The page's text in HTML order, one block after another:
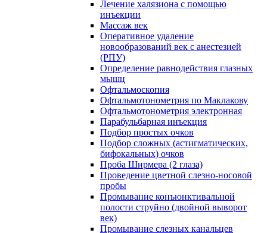
Лечение халязиона с помощью
инъекции
Массаж век
Оперативное удаление
новообразований век с анестезией
(РПУ)
Определение равнодействия глазных
мышц
Офтальмоскопия
Офтальмотонометрия по Маклакову
Офтальмотонометрия электронная
Парабульбарная инъекция
Подбор простых очков
Подбор сложных (астигматических,
бифокальных) очков
Проба Ширмера (2 глаза)
Проведение цветной слезно-носовой
пробы
Промывание конъюнктивальной
полости струйно (двойной выворот
век)
Промывание слезных канальцев